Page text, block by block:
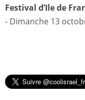
Festival d’Ile de
- Dimanche 13